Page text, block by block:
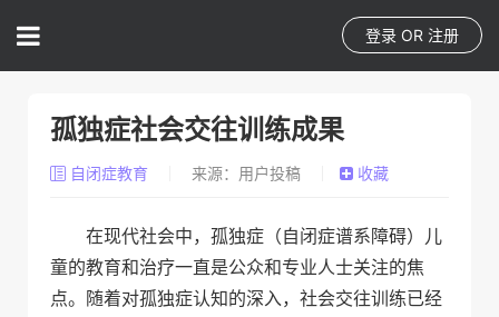
登录 OR 注册
孤独症社会交往训练成果
自闭症教育 来源：用户投稿 收藏
在现代社会中，孤独症（自闭症谱系障碍）儿
童的教育和治疗一直是公众和专业人士关注的焦
点。随着对孤独症认知的深入，社会交往训练已经